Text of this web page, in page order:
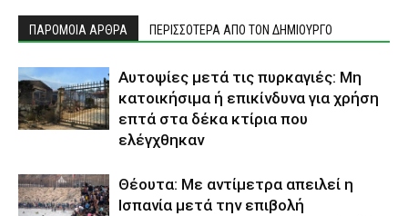
ΠΑΡΟΜΟΙΑ ΑΡΘΡΑ ΠΕΡΙΣΣΟΤΕΡΑ ΑΠΟ ΤΟΝ ΔΗΜΙΟΥΡΓΟ
Αυτοψίες μετά τις πυρκαγιές: Μη
κατοικήσιμα ή επικίνδυνα για χρήση
επτά στα δέκα κτίρια που
ελέγχθηκαν
Θέουτα: Με αντίμετρα απειλεί η
Ισπανία μετά την επιβολή